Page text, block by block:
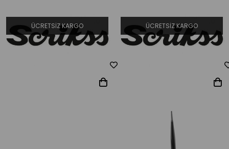
ÜCRETSIZ KARGO ÜCRETSIZ KARGO